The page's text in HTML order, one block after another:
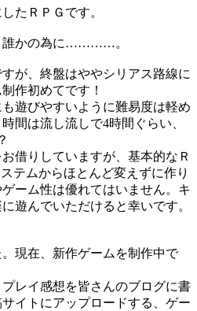
たＲＰＧです。
誰かの為に…………。
が、終盤はややシリアス路線に
作初めてです！
遊びやすいように難易度は軽め
間は流し流しで4時間ぐらい、
借りしていますが、基本的なＲ
テムからほとんど変えずに作り
ーム性は優れてはいません。キ
遊んでいただけると幸いです。
現在、新作ゲームを制作中で
レイ感想を皆さんのブログに書
イトにアップロードする、ゲー